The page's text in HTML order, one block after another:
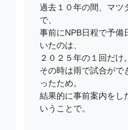
過去１０年の間、マツ
で、
事前にNPB日程で予備
いたのは、
２０２５年の１回だけ。
その時は雨で試合がで
ったため。
結果的に事前案内をし
いうことで。